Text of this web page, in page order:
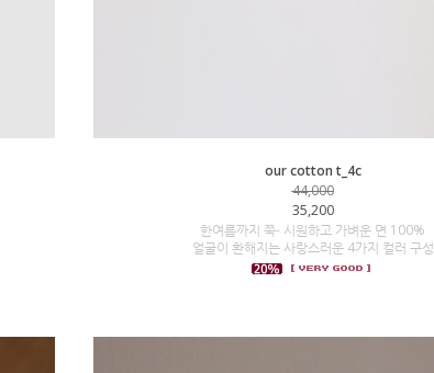
our cotton t_4c
44,000
35,200
한여름까지 쭉- 시원하고 가벼운 면 100%
얼굴이 환해지는 사랑스러운 4가지 컬러 구성